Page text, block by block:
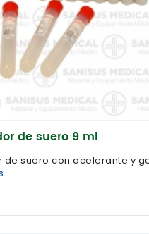
de suero 9 ml
suero con acelerante y